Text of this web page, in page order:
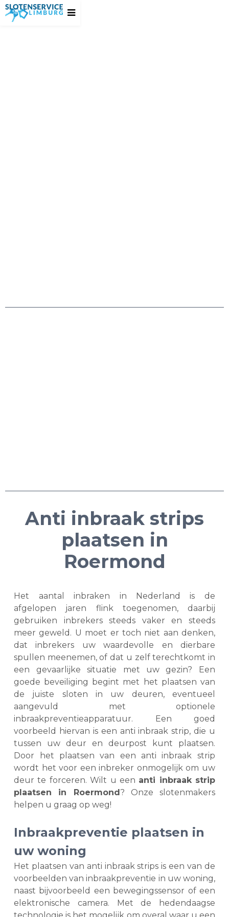
Anti inbraak strips
plaatsen in
Roermond
Het aantal inbraken in Nederland is de
afgelopen jaren flink toegenomen, daarbij
gebruiken inbrekers steeds vaker en steeds
meer geweld. U moet er toch niet aan denken,
dat inbrekers uw waardevolle en dierbare
spullen meenemen, of dat u zelf terechtkomt in
een gevaarlijke situatie met uw gezin? Een
goede beveiliging begint met het plaatsen van
de juiste sloten in uw deuren, eventueel
aangevuld met optionele
inbraakpreventieapparatuur. Een goed
voorbeeld hiervan is een anti inbraak strip, die u
tussen uw deur en deurpost kunt plaatsen.
Door het plaatsen van een anti inbraak strip
wordt het voor een inbreker onmogelijk om uw
deur te forceren. Wilt u een anti inbraak strip
plaatsen in Roermond ? Onze slotenmakers
helpen u graag op weg!
Inbraakpreventie plaatsen in
uw woning
Het plaatsen van anti inbraak strips is een van de
voorbeelden van inbraakpreventie in uw woning,
naast bijvoorbeeld een bewegingssensor of een
elektronische camera. Met de hedendaagse